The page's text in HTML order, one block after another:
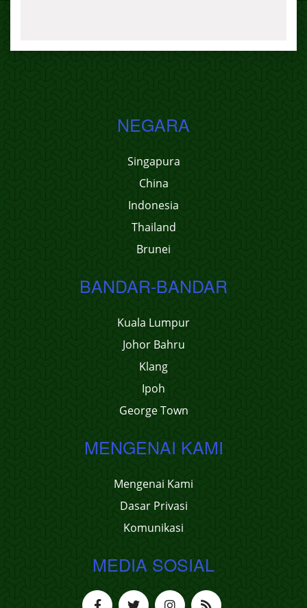
NEGARA
Singapura
China
Indonesia
Thailand
Brunei
BANDAR-BANDAR
Kuala Lumpur
Johor Bahru
Klang
Ipoh
George Town
MENGENAI KAMI
Mengenai Kami
Dasar Privasi
Komunikasi
MEDIA SOSIAL